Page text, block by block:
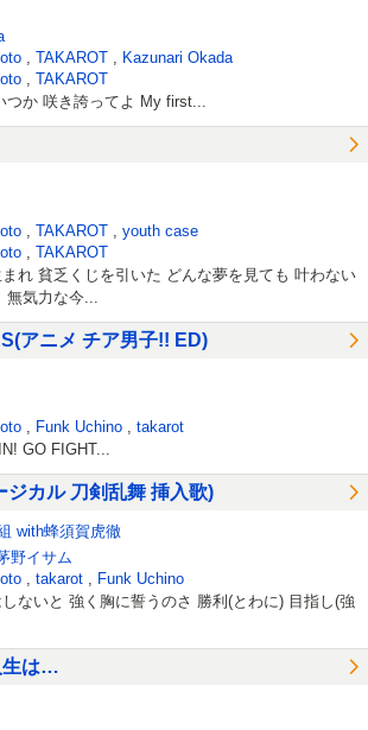
TAKAROT
Kazunari Okada
TAKAROT
か 咲き誇ってよ My first...
TAKAROT
youth case
TAKAROT
れ 貧乏くじを引いた どんな夢を見ても 叶わない
気力な今...
アニメ チア男子!! ED)
Funk Uchino takarot
GO FIGHT...
ジカル 刀剣乱舞 挿入歌)
with蜂須賀虎徹
野イサム
takarot Funk Uchino
ないと 強く胸に誓うのさ 勝利(とわに) 目指し(強
生は…